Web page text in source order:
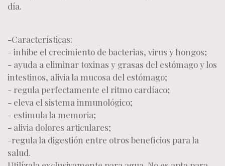
día.
-Características:
- inhibe el crecimiento de bacterias, virus y hongos;
- ayuda a eliminar toxinas y grasas del estómago y los
intestinos, alivia la mucosa del estómago;
- regula perfectamente el ritmo cardíaco;
- eleva el sistema inmunológico;
- estimula la memoria;
- alivia dolores articulares;
-regula la digestión entre otros beneficios para la
salud.